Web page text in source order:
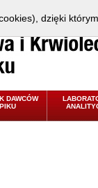
DAWCÓW
dzięki